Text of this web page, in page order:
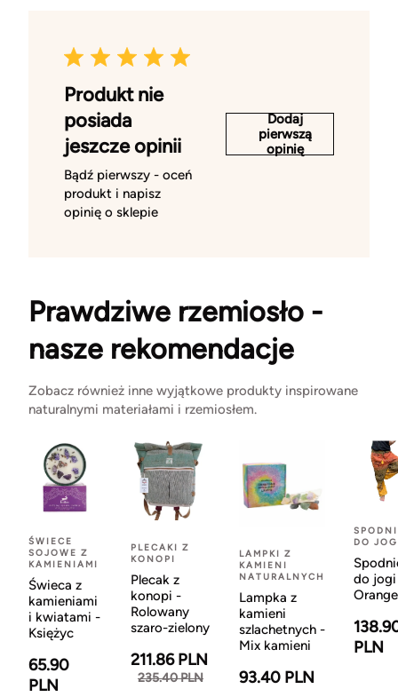
Produkt nie
posiada
jeszcze opinii
Bądź pierwszy - oceń
produkt i napisz
opinię o sklepie
Dodaj
pierwszą
opinię
Prawdziwe rzemiosło -
nasze rekomendacje
Zobacz również inne wyjątkowe produkty inspirowane
naturalnymi materiałami i rzemiosłem.
ŚWIECE
SOJOWE Z
KAMIENIAMI
Świeca z
kamieniami
i kwiatami -
Księżyc
65.90
PLN
PLECAKI Z
KONOPI
Plecak z
konopi -
Rolowany
szaro-zielony
211.86 PLN
235.40 PLN
LAMPKI Z
KAMIENI
NATURALNYCH
Lampka z
kamieni
szlachetnych -
Mix kamieni
93.40 PLN
DO
do
Orange
PLN